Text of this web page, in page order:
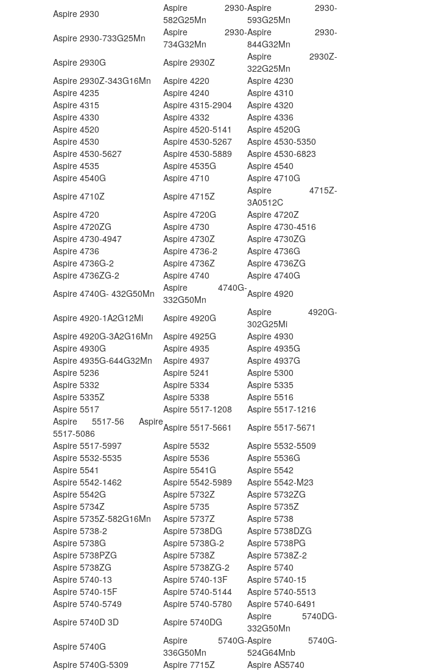
Aspire 2930
Aspire 2930-
582G25Mn
Aspire 2930-
593G25Mn
Aspire 2930-733G25Mn
Aspire 2930-
734G32Mn
Aspire 2930-
844G32Mn
Aspire 2930G
Aspire 2930Z
Aspire 2930Z-
322G25Mn
Aspire 2930Z-343G16Mn
Aspire 4220
Aspire 4230
Aspire 4235
Aspire 4240
Aspire 4310
Aspire 4315
Aspire 4315-2904
Aspire 4320
Aspire 4330
Aspire 4332
Aspire 4336
Aspire 4520
Aspire 4520-5141
Aspire 4520G
Aspire 4530
Aspire 4530-5267
Aspire 4530-5350
Aspire 4530-5627
Aspire 4530-5889
Aspire 4530-6823
Aspire 4535
Aspire 4535G
Aspire 4540
Aspire 4540G
Aspire 4710
Aspire 4710G
Aspire 4710Z
Aspire 4715Z
Aspire 4715Z-
3A0512C
Aspire 4720
Aspire 4720G
Aspire 4720Z
Aspire 4720ZG
Aspire 4730
Aspire 4730-4516
Aspire 4730-4947
Aspire 4730Z
Aspire 4730ZG
Aspire 4736
Aspire 4736-2
Aspire 4736G
Aspire 4736G-2
Aspire 4736Z
Aspire 4736ZG
Aspire 4736ZG-2
Aspire 4740
Aspire 4740G
Aspire 4740G- 432G50Mn
Aspire 4740G-
332G50Mn
Aspire 4920
Aspire 4920-1A2G12Mi
Aspire 4920G
Aspire 4920G-
302G25Mi
Aspire 4920G-3A2G16Mn
Aspire 4925G
Aspire 4930
Aspire 4930G
Aspire 4935
Aspire 4935G
Aspire 4935G-644G32Mn
Aspire 4937
Aspire 4937G
Aspire 5236
Aspire 5241
Aspire 5300
Aspire 5332
Aspire 5334
Aspire 5335
Aspire 5335Z
Aspire 5338
Aspire 5516
Aspire 5517
Aspire 5517-1208
Aspire 5517-1216
Aspire 5517-56 Aspire
5517-5086
Aspire 5517-5661
Aspire 5517-5671
Aspire 5517-5997
Aspire 5532
Aspire 5532-5509
Aspire 5532-5535
Aspire 5536
Aspire 5536G
Aspire 5541
Aspire 5541G
Aspire 5542
Aspire 5542-1462
Aspire 5542-5989
Aspire 5542-M23
Aspire 5542G
Aspire 5732Z
Aspire 5732ZG
Aspire 5734Z
Aspire 5735
Aspire 5735Z
Aspire 5735Z-582G16Mn
Aspire 5737Z
Aspire 5738
Aspire 5738-2
Aspire 5738DG
Aspire 5738DZG
Aspire 5738G
Aspire 5738G-2
Aspire 5738PG
Aspire 5738PZG
Aspire 5738Z
Aspire 5738Z-2
Aspire 5738ZG
Aspire 5738ZG-2
Aspire 5740
Aspire 5740-13
Aspire 5740-13F
Aspire 5740-15
Aspire 5740-15F
Aspire 5740-5144
Aspire 5740-5513
Aspire 5740-5749
Aspire 5740-5780
Aspire 5740-6491
Aspire 5740D 3D
Aspire 5740DG
Aspire 5740DG-
332G50Mn
Aspire 5740G
Aspire 5740G-
336G50Mn
Aspire 5740G-
524G64Mnb
Aspire 5740G-5309
Aspire 7715Z
Aspire AS5740